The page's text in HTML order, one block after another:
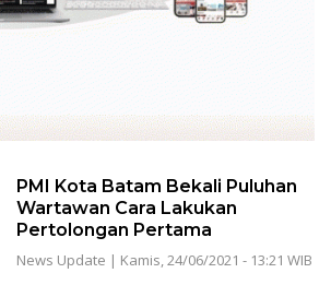
PMI Kota Batam Bekali Puluhan
Wartawan Cara Lakukan
Pertolongan Pertama
News Update | Kamis, 24/06/2021 - 13:21 WIB